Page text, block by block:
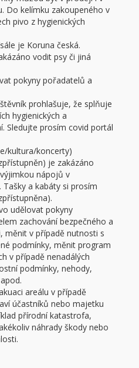
Do kelímku zakoupeného v
pivo z hygienických
je Koruna česká.
vodit psy či jiná
pokyny pořadatelů a
prohlašuje, že splňuje
hygienických a
Sledujte prosím covid portál
kultura/koncerty)
je zakázáno
nápojů v
Tašky a kabáty si prosím
udělovat pokyny
zachování bezpečného a
měnit v případě nutnosti s
podmínky, měnit program
v případě nenadálých
podmínky, nehody,
areálu v případě
účastníků nebo majetku
přírodní katastrofa,
náhrady škody nebo